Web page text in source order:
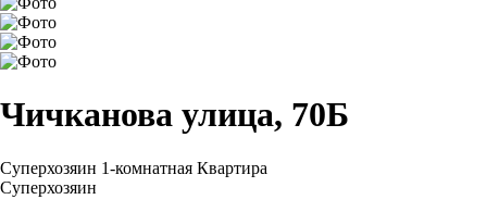
Чичканова улица, 70Б
Суперхозяин 1-комнатная Квартира
Суперхозяин